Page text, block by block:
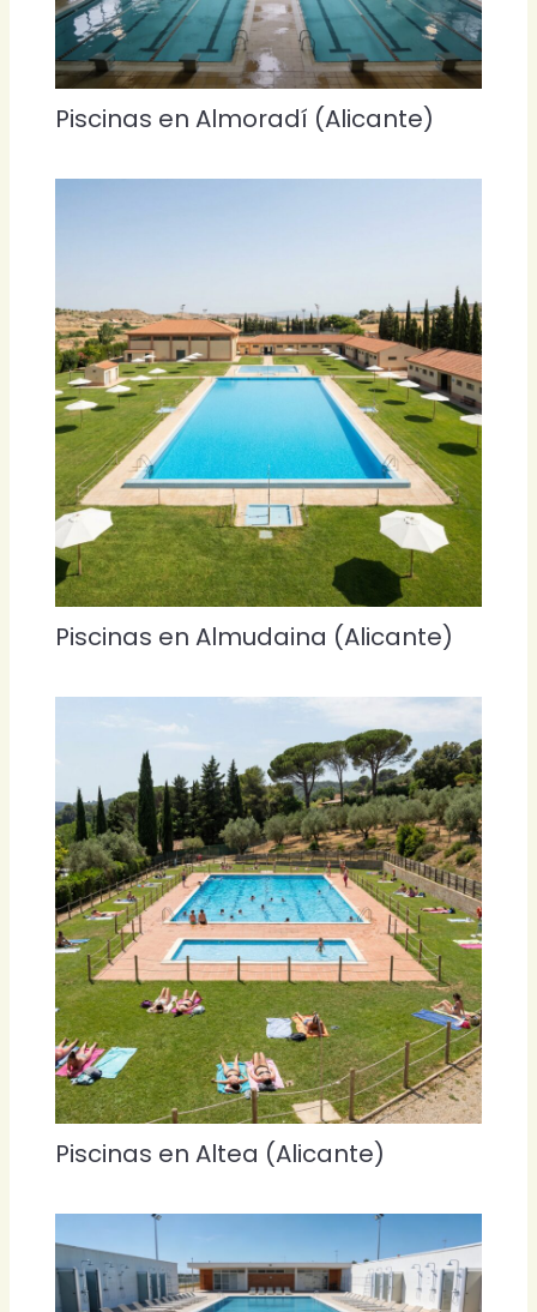
Piscinas en Almoradí (Alicante)
Piscinas en Almudaina (Alicante)
Piscinas en Altea (Alicante)